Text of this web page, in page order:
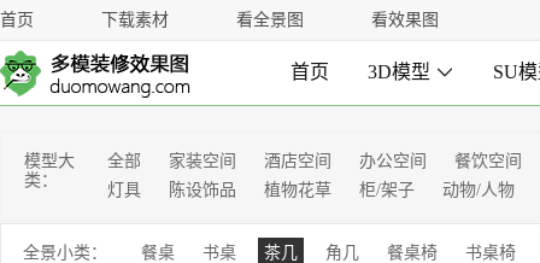
首页 下载素材 看全景图 看效果图
首页 3D模型  SU
模型大
类：
全部 家装空间 酒店空间 办公空间
餐饮空间
灯具
陈设饰品 植物花草 柜/架子 动物/人物
全景小类： 餐桌 书桌 茶几 角几 餐桌椅
书桌椅